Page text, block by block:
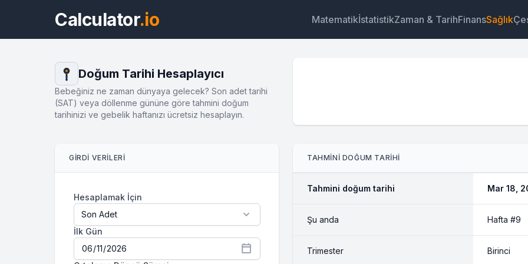
Calculator.io MatematikİstatistikZaman & TarihFinansSağlık
Önizleme Doğum Tarihi Hesaplayıcı Araç
Doğum Tarihi Hesaplayıcı
Bebeğiniz ne zaman dünyaya gelecek? Son adet tarihi
(SAT) veya döllenme gününe göre tahmini doğum
tarihinizi ve gebelik haftanızı ücretsiz hesaplayın.
GIRDI VERILERI
Hesaplamak İçin
İlk Gün
TAHMINI DOĞUM TARIHI
Tahmini doğum tarihi Mar 18,
Şu anda Hafta #9
Trimester Birinci